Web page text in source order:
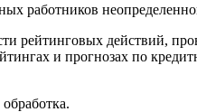
работников
рейтинговых действий,
и прогнозах по